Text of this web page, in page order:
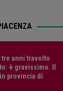
tre anni travolto
è gravissimo. Il
provincia di